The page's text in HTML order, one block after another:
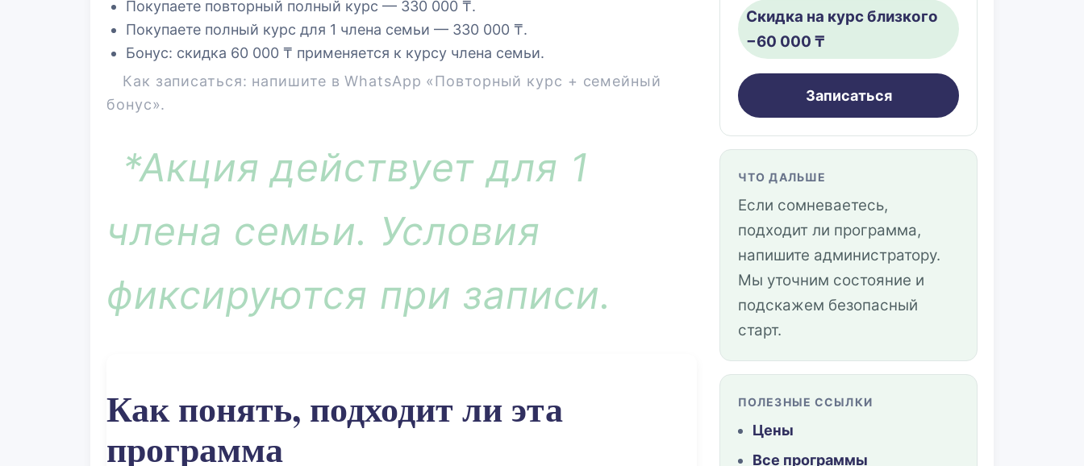
Покупаете повторный полный курс — 330 000 ₸.
Покупаете полный курс для 1 члена семьи — 330 000 ₸.
Бонус: скидка 60 000 ₸ применяется к курсу члена семьи.
Как записаться: напишите в WhatsApp «Повторный курс + семейный
бонус».
*Акция действует для 1
члена семьи. Условия
фиксируются при записи.
Как понять, подходит ли эта
программа
Скидка на курс близкого
−60 000 ₸
Записаться
ЧТО ДАЛЬШЕ
Если сомневаетесь,
подходит ли программа,
напишите администратору.
Мы уточним состояние и
подскажем безопасный
старт.
ПОЛЕЗНЫЕ ССЫЛКИ
Цены
Все программы